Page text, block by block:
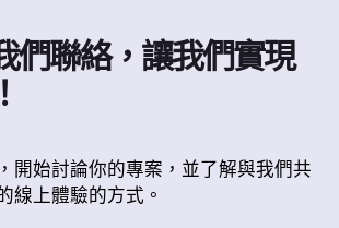
們聯絡，讓我們實現
開始討論你的專案，並了解與我們共
線上體驗的方式。